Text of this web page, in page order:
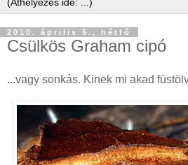
2010. április 5., hétfő
Csülkös Graham cipó
...vagy sonkás. Kinek mi akad